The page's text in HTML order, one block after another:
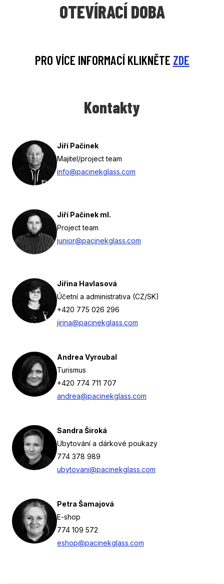
OTEVÍRACÍ DOBA
PRO VÍCE INFORMACÍ KLIKNĚTE ZDE
Kontakty
Jiří Pačinek
Majitel/project team
info@pacinekglass.com
Jiří Pačinek ml.
Project team
junior@pacinekglass.com
Jiřina Havlasová
Účetní a administrativa (CZ/SK)
+420 775 026 296
jirina@pacinekglass.com
Andrea Vyroubal
Turismus
+420 774 711 707
andrea@pacinekglass.com
Sandra Široká
Ubytování a dárkové poukazy
774 378 989
ubytovani@pacinekglass.com
Petra Šamajová
E-shop
774 109 572
eshop@pacinekglass.com